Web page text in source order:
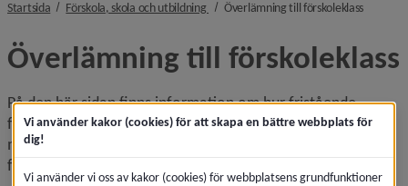
Startsida Förskola, skola och utbildning nivå i brödsmulenavigeringen
Överlämning till förskoleklassnivå i
Överlämning till förskoleklass
På den här sidan finns information om hur fristående
förskolor eller pedagogisk omsorg gör överlämningar till
mottagande grundskola i Umeå kommun om barnet börjar
förskoleklass i en kommunal grund­skola.
Vi använder kakor (cookies) för att skapa en bättre webbplats för
dig!
Vi använder vi oss av kakor (cookies) för webbplatsens grundfunktioner